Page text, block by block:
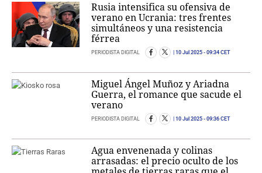
Rusia intensifica su ofensiva de
verano en Ucrania: tres frentes
simultáneos y una resistencia
férrea
PERIODISTA DIGITAL 10 Jul 2025 - 09:34 CET
Miguel Ángel Muñoz y Ariadna
Guerra, el romance que sacude el
verano
PERIODISTA DIGITAL 10 Jul 2025 - 09:36 CET
Agua envenenada y colinas
arrasadas: el precio oculto de los